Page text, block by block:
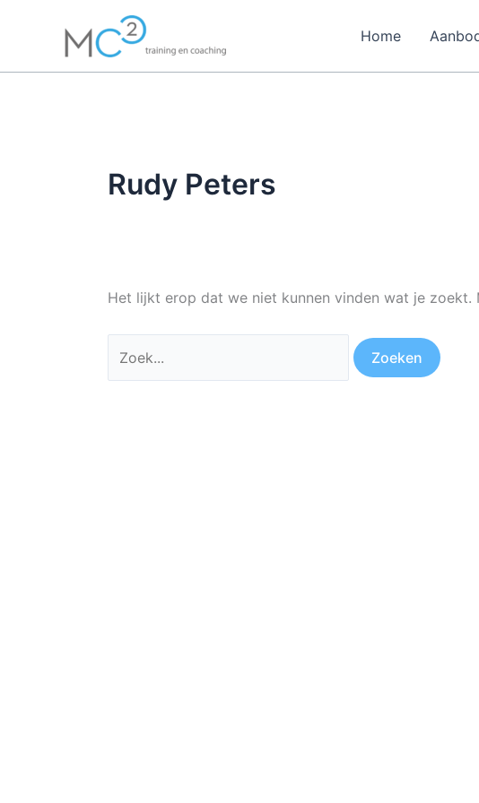
Home
Rudy Peters
Het lijkt erop dat we niet kunnen vinden wat je zoekt.
Zoek
naar: